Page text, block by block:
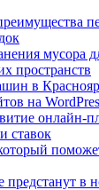
мусора
пространств
в
на
онлайн-
ставок
в